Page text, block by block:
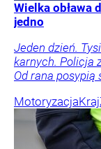
Wielka obława
jedno
Jeden dzień.
karnych. Policja
Od rana posypią
MotoryzacjaKraj